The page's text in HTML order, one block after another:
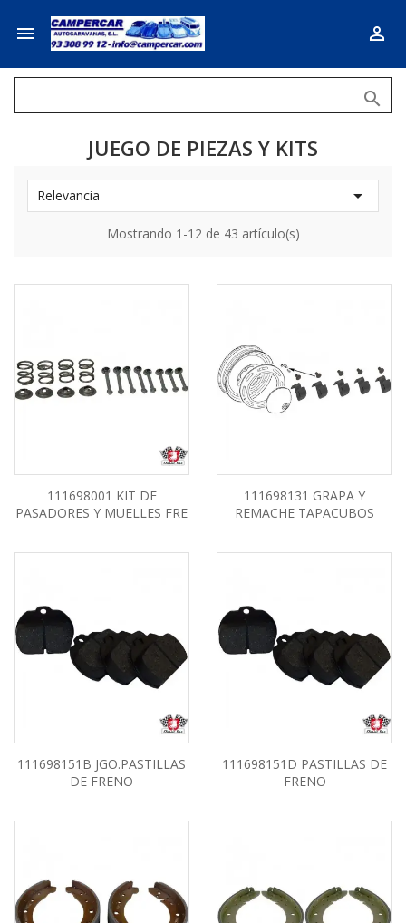
 

JUEGO DE PIEZAS Y KITS
Relevancia 
Mostrando 1-12 de 43 artículo(s)
111698001 KIT DE
PASADORES Y MUELLES FRE
111698131 GRAPA Y
REMACHE TAPACUBOS
111698151B JGO.PASTILLAS
DE FRENO
111698151D PASTILLAS DE
FRENO